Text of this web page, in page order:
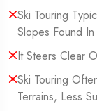
Ski Touring
Slopes Found
It Steers Clear
Ski Touring
Terrains, Less